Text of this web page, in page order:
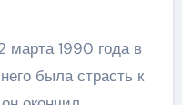
марта 1990 года в
была страсть к